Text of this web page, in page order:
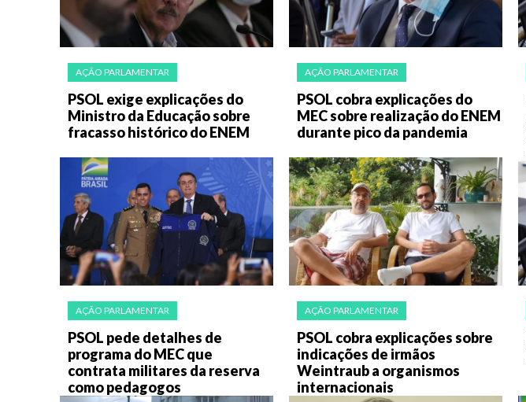
AÇÃO PARLAMENTAR
PSOL exige explicações do
Ministro da Educação sobre
fracasso histórico do ENEM
AÇÃO PARLAMENTAR
PSOL cobra explicações do
MEC sobre realização do ENEM
durante pico da pandemia
AÇÃO PARLAMENTAR
PSOL pede detalhes de
programa do MEC que
contrata militares da reserva
como pedagogos
AÇÃO PARLAMENTAR
PSOL cobra explicações sobre
indicações de irmãos
Weintraub a organismos
internacionais